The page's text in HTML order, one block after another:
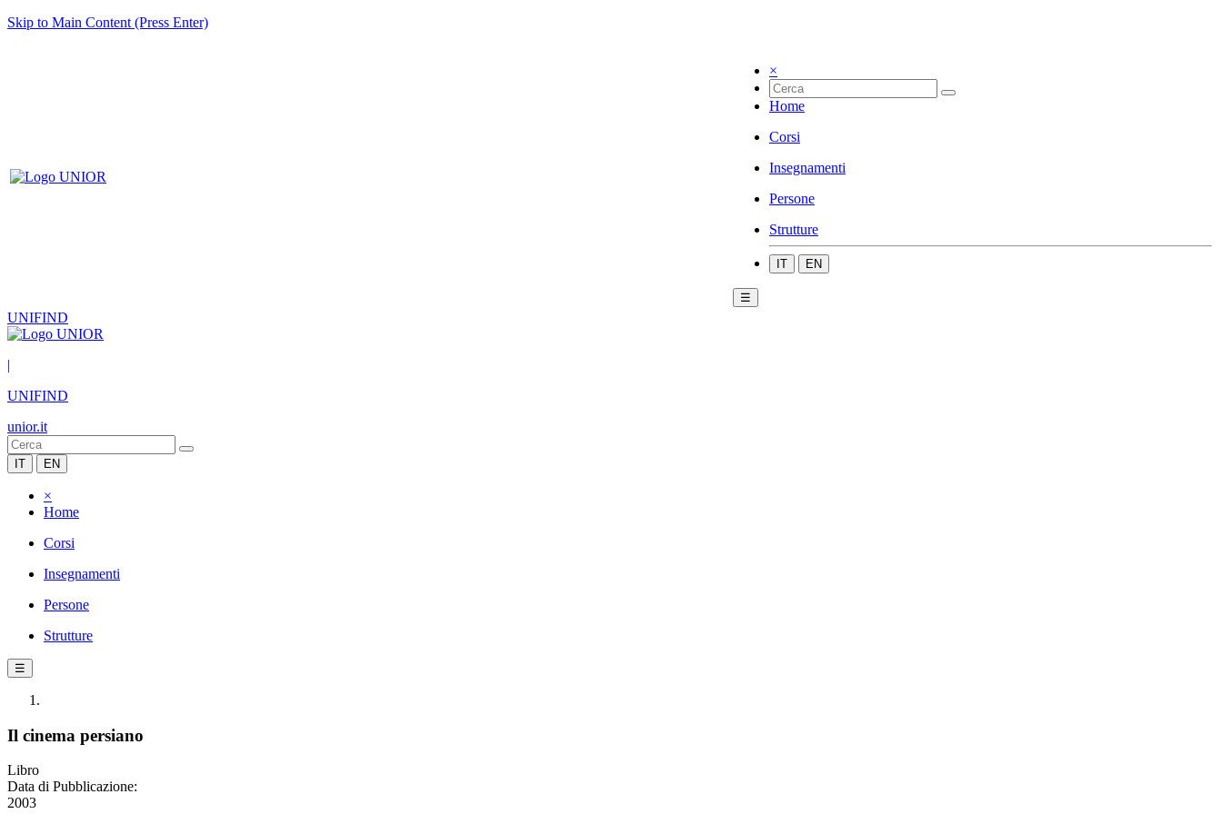
Skip to Main Content (Press Enter)
×
Home
Corsi
Insegnamenti
Persone
Strutture
IT EN
☰
UNIFIND
|
UNIFIND
unior.it
IT EN
×
Home
Corsi
Insegnamenti
Persone
Strutture
☰
Il cinema persiano
Libro
Data di Pubblicazione:
2003